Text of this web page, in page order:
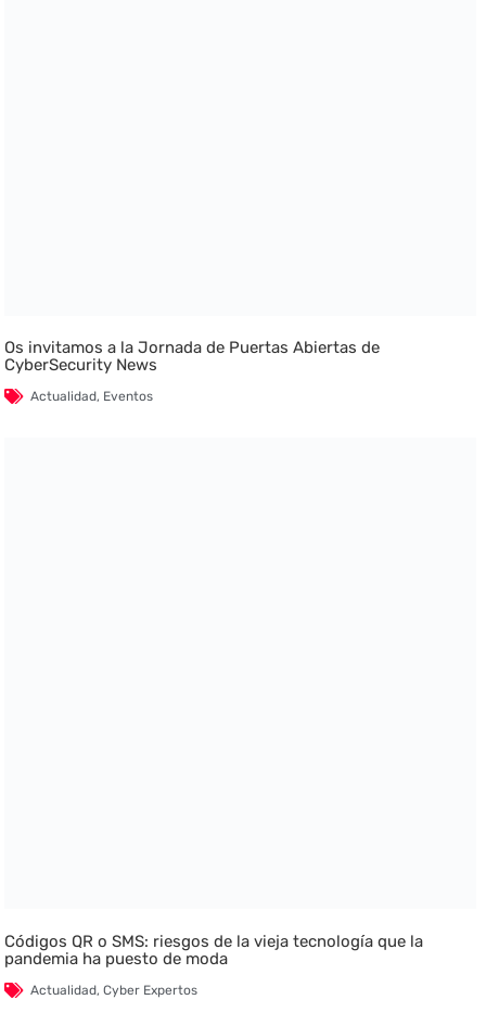
Os invitamos a la Jornada de Puertas Abiertas de
CyberSecurity News
Actualidad, Eventos
Códigos QR o SMS: riesgos de la vieja tecnología que la
pandemia ha puesto de moda
Actualidad,Cyber Expertos